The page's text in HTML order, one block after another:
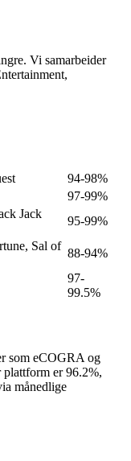
Vi samarbeider
94-98%
97-99%
Jack
95-99%
Sal of
88-94%
97-
99.5%
som eCOGRA og
er 96.2%,
månedlige